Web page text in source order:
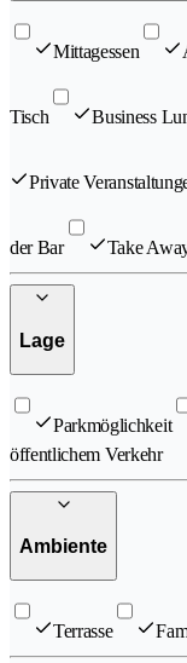
Mittagessen
Tisch Business
Private
der Bar Take
Lage
Parkmöglichkeit
öffentlichem Verkehr
Ambiente
Terrasse